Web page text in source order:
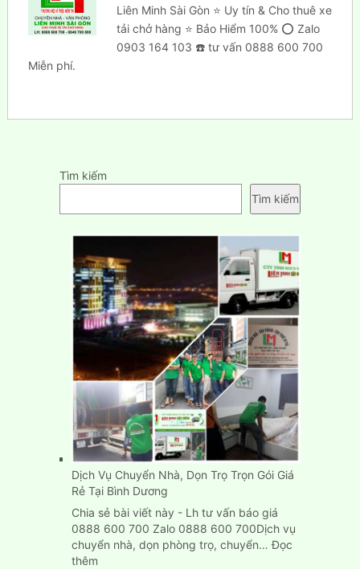
Liên Minh Sài Gòn ⭐ Uy tín & Cho thuê xe
tải chở hàng ⭐ Bảo Hiểm 100% ⭕ Zalo
0903 164 103 ☎️ tư vấn 0888 600 700
Miễn phí.
Tìm kiếm
Tìm kiếm
Dịch Vụ Chuyển Nhà, Dọn Trọ Trọn Gói Giá
Rẻ Tại Bình Dương
Chia sẻ bài viết này - Lh tư vấn báo giá
0888 600 700 Zalo 0888 600 700Dịch vụ
chuyển nhà, dọn phòng trọ, chuyển…Đọc
thêm: